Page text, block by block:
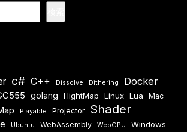
c# C++ Dissolve Dithering Docker
golang HightMap Linux Lua Mac
Playable Projector Shader
Ubuntu WebAssembly WebGPU Windows